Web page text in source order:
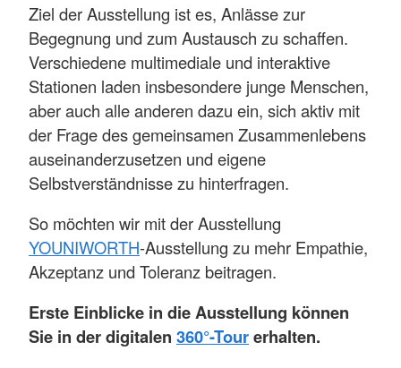
Ziel der Ausstellung ist es, Anlässe zur
Begegnung und zum Austausch zu schaffen.
Verschiedene multimediale und interaktive
Stationen laden insbesondere junge Menschen,
aber auch alle anderen dazu ein, sich aktiv mit
der Frage des gemeinsamen Zusammenlebens
auseinanderzusetzen und eigene
Selbstverständnisse zu hinterfragen.
So möchten wir mit der Ausstellung
YOUNIWORTH-Ausstellung zu mehr Empathie,
Akzeptanz und Toleranz beitragen.
Erste Einblicke in die Ausstellung können
Sie in der digitalen 360°-Tourerhalten.